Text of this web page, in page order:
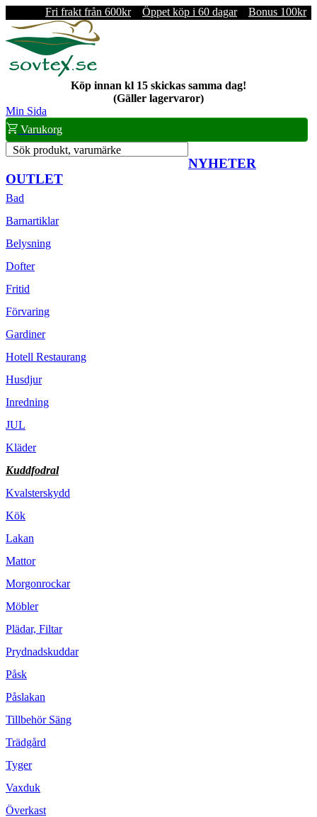
Fri frakt från 600kr Öppet köp i 60 dagar Bonus 100kr
Köp innan kl 15 skickas samma dag!
(Gäller lagervaror)
Min Sida
Varukorg
Sök produkt, varumärke
NYHETER
OUTLET
Bad
Barnartiklar
Belysning
Dofter
Fritid
Förvaring
Gardiner
Hotell Restaurang
Husdjur
Inredning
JUL
Kläder
Kuddfodral
Kvalsterskydd
Kök
Lakan
Mattor
Morgonrockar
Möbler
Plädar, Filtar
Prydnadskuddar
Påsk
Påslakan
Tillbehör Säng
Trädgård
Tyger
Vaxduk
Överkast